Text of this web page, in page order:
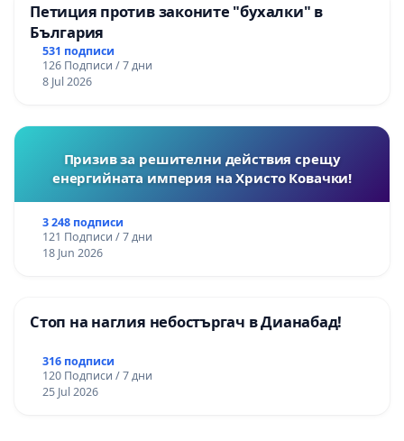
Петиция против законите "бухалки" в
България
531 подписи
126 Подписи / 7 дни
8 Jul 2026
Призив за решителни действия срещу
енергийната империя на Христо Ковачки!
3 248 подписи
121 Подписи / 7 дни
18 Jun 2026
Стоп на наглия небостъргач в Дианабад!
316 подписи
120 Подписи / 7 дни
25 Jul 2026